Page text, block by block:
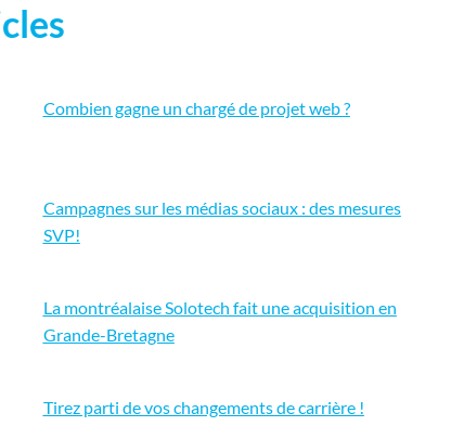
Combien gagne un chargé de projet web ?
Campagnes sur les médias sociaux : des mesures
SVP!
La montréalaise Solotech fait une acquisition en
Grande-Bretagne
Tirez parti de vos changements de carrière !